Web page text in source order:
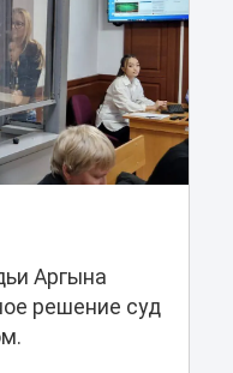
Аргына
решение суд